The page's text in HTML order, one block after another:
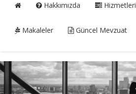
Hakkımızda
Makaleler Güncel Mevzuat